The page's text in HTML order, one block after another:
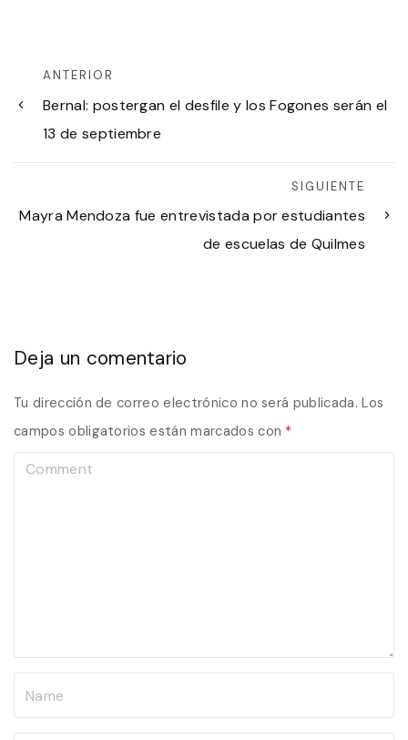
ANTERIOR
Bernal: postergan el desfile y los Fogones serán el
13 de septiembre
SIGUIENTE
Mayra Mendoza fue entrevistada por estudiantes
de escuelas de Quilmes
Deja un comentario
Tu dirección de correo electrónico no será publicada. Los
campos obligatorios están marcados con *